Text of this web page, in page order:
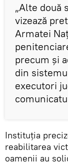
„Alte două
vizează
Armatei
precum şi
din
executori
Instituția
reabilitarea
oamenii au